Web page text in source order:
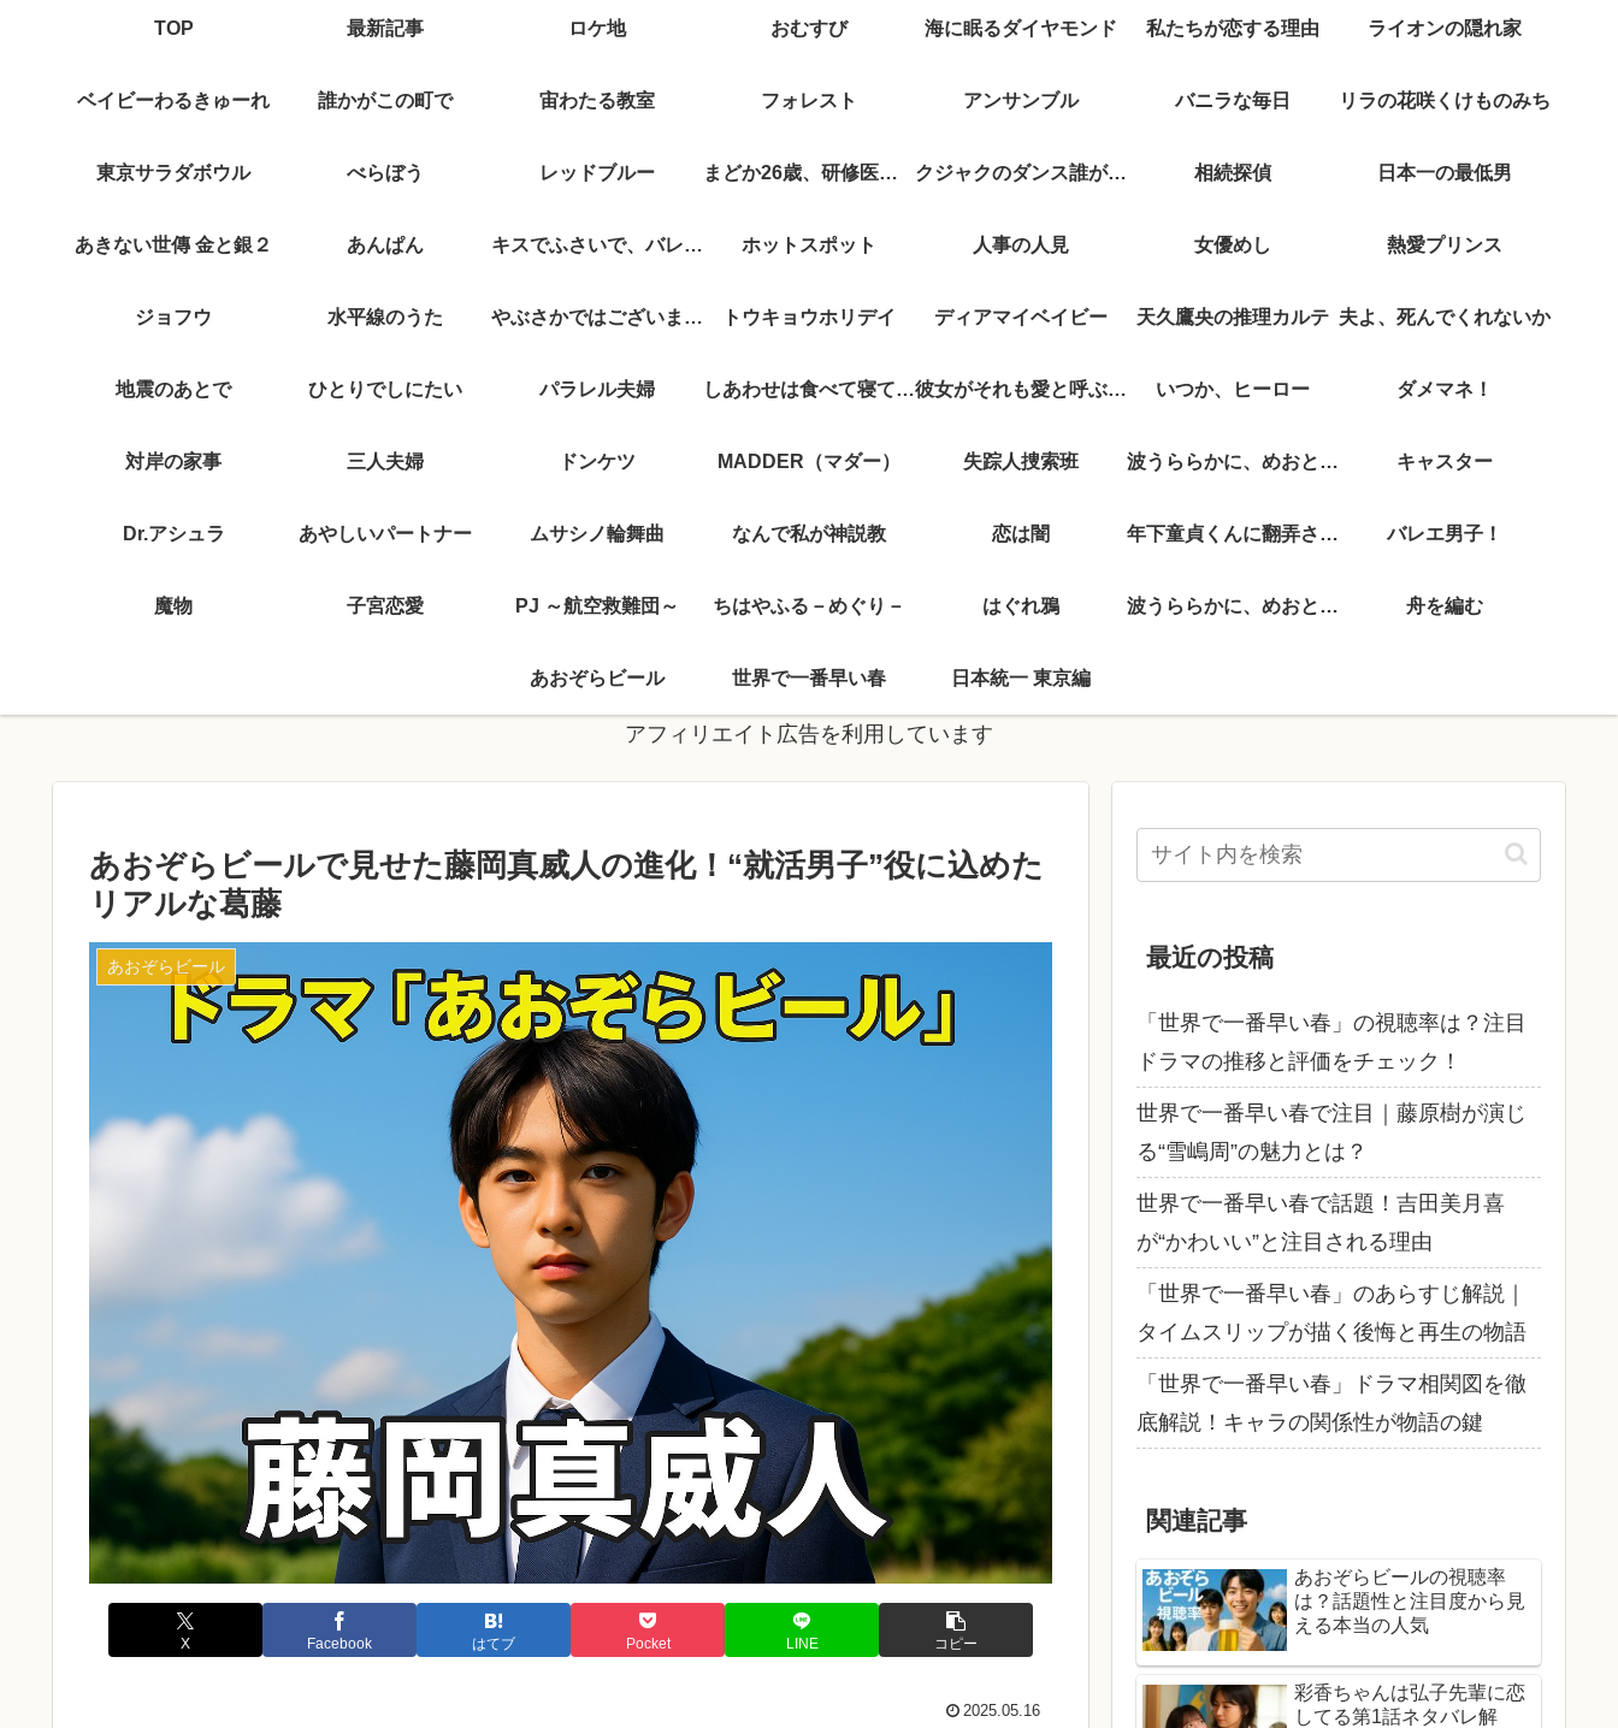
TOP 最新記事 ロケ地 おむすび 海に眠るダイヤモンド 私たちが恋する理由 ライオンの隠れ家
ベイビーわるきゅーれ 誰かがこの町で 宙わたる教室 フォレスト アンサンブル バニラな毎日 リラの花咲くけものみち
東京サラダボウル べらぼう レッドブルー まどか26歳、研修医やってます！ クジャクのダンス誰が見た？ 相続探偵 日本一の最低男
あきない世傳 金と銀２ あんぱん キスでふさいで、バレないで。 ホットスポット 人事の人見 女優めし 熱愛プリンス
ジョフウ 水平線のうた やぶさかではございません トウキョウホリデイ ディアマイベイビー 天久鷹央の推理カルテ 夫よ、死んでくれないか
地震のあとで ひとりでしにたい パラレル夫婦 しあわせは食べて寝て待て 彼女がそれも愛と呼ぶなら いつか、ヒーロー ダメマネ！
対岸の家事 三人夫婦 ドンケツ MADDER（マダー） 失踪人捜索班 波うららかに、めおと日和 キャスター
Dr.アシュラ あやしいパートナー ムサシノ輪舞曲 なんで私が神説教 恋は闇 年下童貞くんに翻弄されてます バレエ男子！
魔物 子宮恋愛 PJ ～航空救難団～ ちはやふる－めぐり－ はぐれ鴉 波うららかに、めおと日和 舟を編む
あおぞらビール 世界で一番早い春 日本統一 東京編
アフィリエイト広告を利用しています
あおぞらビールで見せた藤岡真威人の進化！“就活男子”役に込めた
リアルな葛藤
あおぞらビール
X Facebook はてブ Pocket LINE コピー
2025.05.16
最近の投稿
「世界で一番早い春」の視聴率は？注目
ドラマの推移と評価をチェック！
世界で一番早い春で注目｜藤原樹が演じ
る“雪嶋周”の魅力とは？
世界で一番早い春で話題！吉田美月喜
が“かわいい”と注目される理由
「世界で一番早い春」のあらすじ解説｜
タイムスリップが描く後悔と再生の物語
「世界で一番早い春」ドラマ相関図を徹
底解説！キャラの関係性が物語の鍵
関連記事
あおぞらビールの視聴率
は？話題性と注目度から見
える本当の人気
彩香ちゃんは弘子先輩に恋
してる第1話ネタバレ解